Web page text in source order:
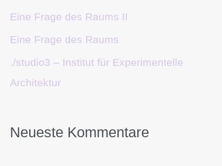
Eine Frage des Raums II
Eine Frage des Raums
./studio3 – Institut für Experimentelle
Architektur
Neueste Kommentare